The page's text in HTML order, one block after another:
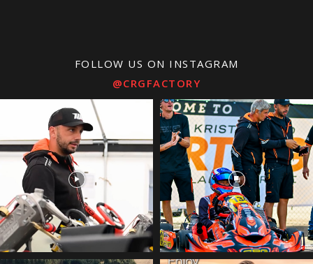
FOLLOW US ON INSTAGRAM
@CRGFACTORY